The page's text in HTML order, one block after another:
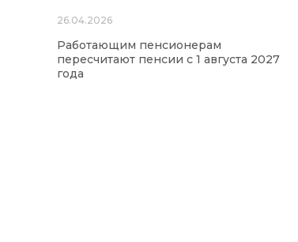
26.04.2026
Работающим пенсионерам
пересчитают пенсии с 1 августа 2027
года